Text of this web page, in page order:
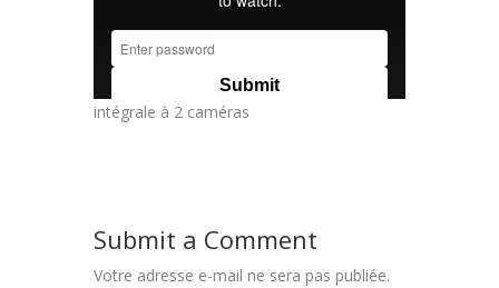
intégrale à 2 caméras
Submit a Comment
Votre adresse e-mail ne sera pas publiée.